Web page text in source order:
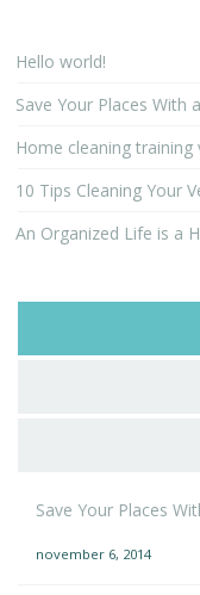
Hello world!
Save Your Places With
Home cleaning
10 Tips Cleaning Your
An Organized Life is a
Save Your Places
november 6, 2014